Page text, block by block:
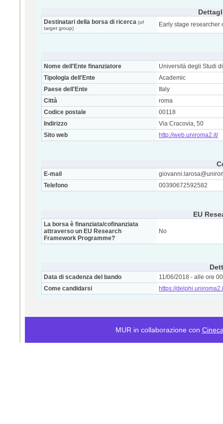
Destinatari della borsa di ricerca (of
target group)
Early stage researcher
Nome dell'Ente finanziatore
Università degli Studi
Tipologia dell'Ente
Academic
Paese dell'Ente
Italy
Città
roma
Codice postale
00118
Indirizzo
Via Cracovia, 50
Sito web
http://web.uniroma2.it/
E-mail
Telefono
00390672592582
EU
La borsa è finanziata/cofinanziata
attraverso un EU Research
Framework Programme?
No
Data di scadenza del bando
11/06/2018 - alle ore
Come candidarsi
https://
MUR in collaborazione con